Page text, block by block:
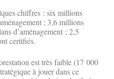
chiffres : six millions
; 3,6 millions
d’aménagement ; 2,5
certifiés.
est très faible (17 000
à jouer dans ce